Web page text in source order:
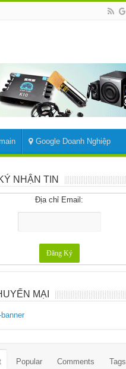
Google Doanh Nghiệp
NHẬN TIN
Địa chỉ Email:
MẠI
Popular Comments Tags